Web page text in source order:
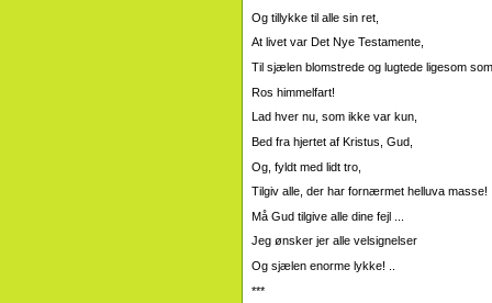
Og tillykke til alle sin ret,
At livet var Det Nye Testamente,
Til sjælen blomstrede og lugtede ligesom
Ros himmelfart!
Lad hver nu, som ikke var kun,
Bed fra hjertet af Kristus, Gud,
Og, fyldt med lidt tro,
Tilgiv alle, der har fornærmet helluva masse!
Må Gud tilgive alle dine fejl ...
Jeg ønsker jer alle velsignelser
Og sjælen enorme lykke! ..
***